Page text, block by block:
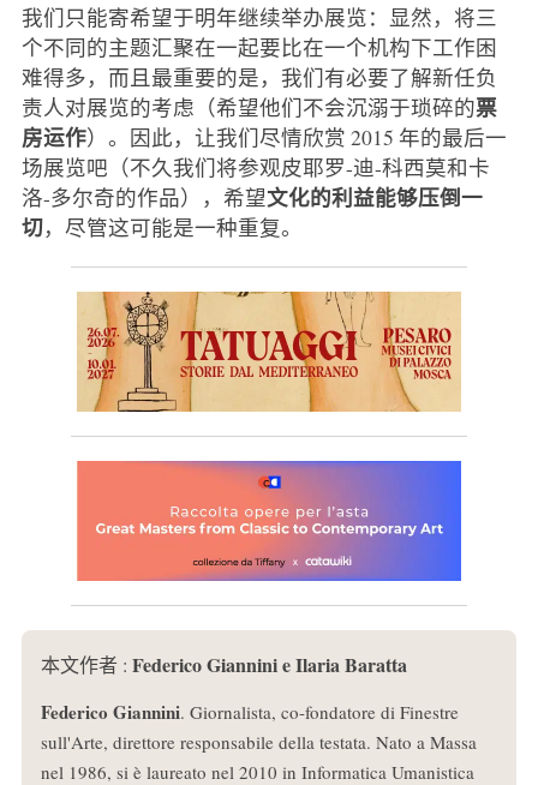
我们只能寄希望于明年继续举办展览：显然，将三
个不同的主题汇聚在一起要比在一个机构下工作困
难得多，而且最重要的是，我们有必要了解新任负
责人对展览的考虑（希望他们不会沉溺于琐碎的票
房运作）。因此，让我们尽情欣赏 2015 年的最后一
场展览吧（不久我们将参观皮耶罗-迪-科西莫和卡
洛-多尔奇的作品），希望文化的利益能够压倒一
切，尽管这可能是一种重复。
本文作者 : Federico Giannini e Ilaria Baratta
Federico Giannini. Giornalista, co-fondatore di Finestre
sull'Arte, direttore responsabile della testata. Nato a Massa
nel 1986, si è laureato nel 2010 in Informatica Umanistica